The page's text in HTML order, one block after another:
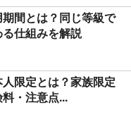
間とは？同じ等級で
仕組みを解説
限定とは？家族限定
・注意点...